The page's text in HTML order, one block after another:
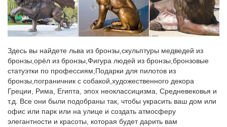
Фигурки собак особенно продуктивно открывают все свои
возможности и благодатный потенциал в тех семьях, где
каждый стремится понимать и любить другого. Вы можете
нашем сайте.
Сувениры в виде статуэтки собаки в интернет-магазине…
Искусство.Статуэтка Большой Йоркшир арт. 240N. Цена: 10
950 руб. Купить. Статуэтка Бобтейл арт.Статуэтки и фигурки
собак из Италии. Как известно, по восточному календарю
символ следующего 2018 года – собака.
Здесь вы найдете льва из бронзы,скульптуры медведей из
бронзы,орёл из бронзы,Фигура людей из бронзы,бронзовые
статуэтки по профессиям,Подарки для пилотов из
бронзы,пограничник с собакой,художественного декора
Греции, Рима, Египта, эпох неоклассицизма, Средневековья и
т.д. Все они были подобраны так, чтобы украсить ваш дом или
офис или парк или на улице и создать атмосферу
элегантности и красоты, которая будет дарить вам